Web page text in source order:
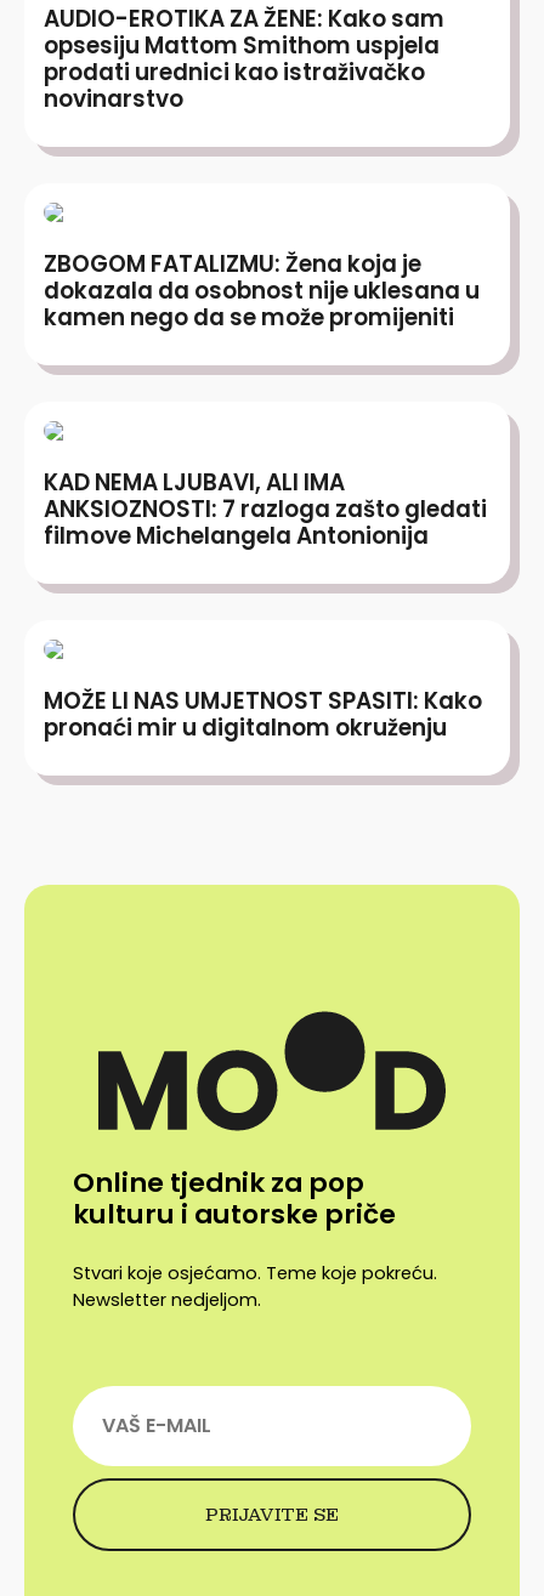
AUDIO-EROTIKA ZA ŽENE: Kako sam
opsesiju Mattom Smithom uspjela
prodati urednici kao istraživačko
novinarstvo
ZBOGOM FATALIZMU: Žena koja je
dokazala da osobnost nije uklesana u
kamen nego da se može promijeniti
KAD NEMA LJUBAVI, ALI IMA
ANKSIOZNOSTI: 7 razloga zašto gledati
filmove Michelangela Antonionija
MOŽE LI NAS UMJETNOST SPASITI: Kako
pronaći mir u digitalnom okruženju
Online tjednik za pop
kulturu i autorske priče
Stvari koje osjećamo. Teme koje pokreću.
Newsletter nedjeljom.